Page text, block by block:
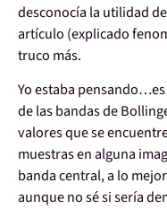
desconocía la utilidad
artículo (explicado
truco más.
Yo estaba
de las bandas de
valores que se
muestras en alguna
banda central, a lo
aunque no sé si sería